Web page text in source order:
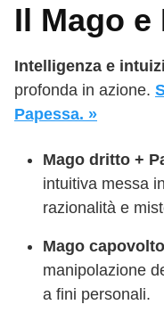
Il Mago e
Intelligenza e
profonda in azione.
Papessa. »
Mago dritto +
intuitiva messa
razionalità e
Mago
manipolazione
a fini personali.